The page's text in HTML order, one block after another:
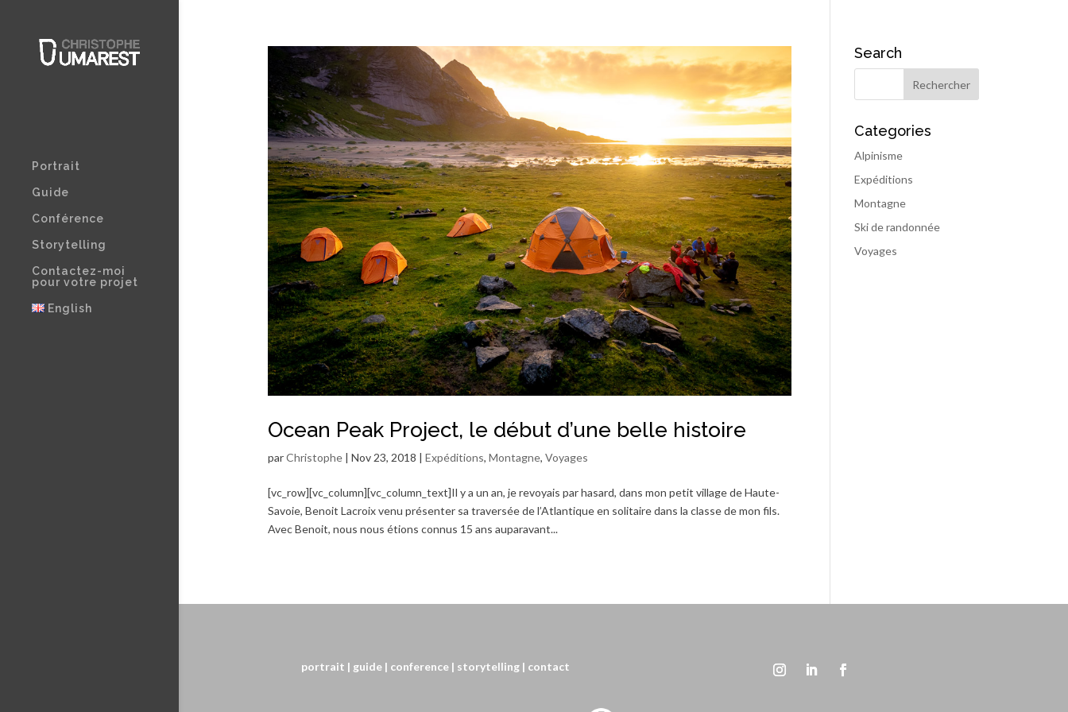
Portrait
Guide
Conférence
Storytelling
Contactez-moi
pour votre projet
English
Ocean Peak Project, le début d’une belle histoire
parChristophe| Nov 23, 2018 | Expéditions, Montagne, Voyages
[vc_row][vc_column][vc_column_text]Il y a un an, je revoyais par hasard, dans mon petit village de Haute-
Savoie, Benoit Lacroix venu présenter sa traversée de l’Atlantique en solitaire dans la classe de mon fils.
Avec Benoit, nous nous étions connus 15 ans auparavant...
Search
Categories
Alpinisme
Expéditions
Montagne
Ski de randonnée
Voyages
portrait | guide | conference | storytelling | contact